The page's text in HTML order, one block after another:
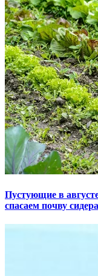
Пустующие в
спасаем почву